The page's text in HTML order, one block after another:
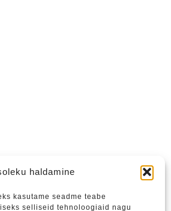
haldamine
kasutame seadme teabe
selliseid tehnoloogiaid nagu